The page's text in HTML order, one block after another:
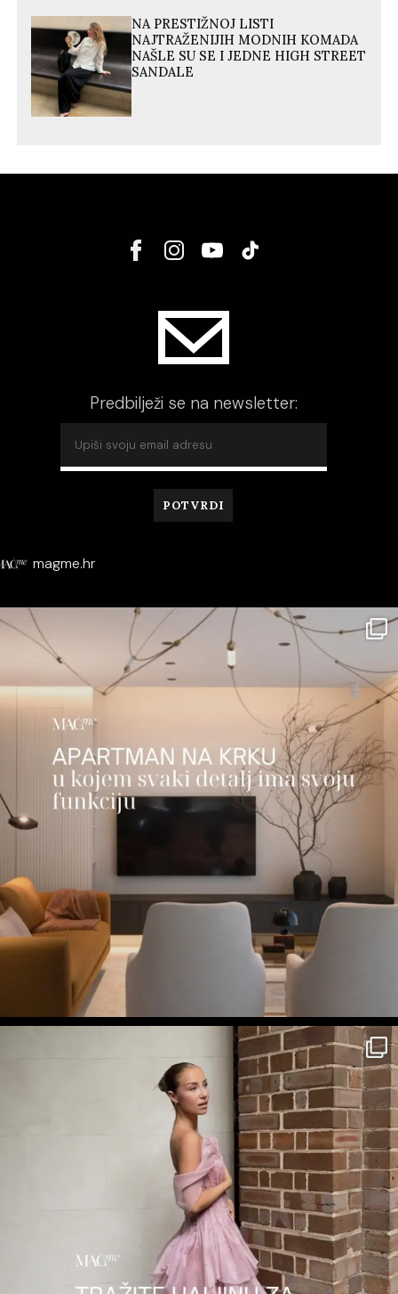
NA PRESTIŽNOJ LISTI
NAJTRAŽENIJIH MODNIH KOMADA
NAŠLE SU SE I JEDNE HIGH STREET
SANDALE
Predbilježi se na newsletter:
magme.hr